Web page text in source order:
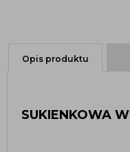
Opis produktu
SUKIENKOWA